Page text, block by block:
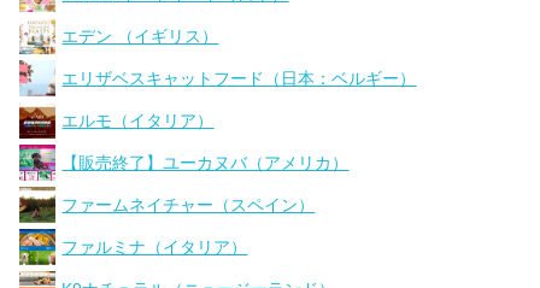
エデン （イギリス）
エリザベスキャットフード（日本：ベルギー）
エルモ（イタリア）
【販売終了】ユーカヌバ（アメリカ）
ファームネイチャー（スペイン）
ファルミナ（イタリア）